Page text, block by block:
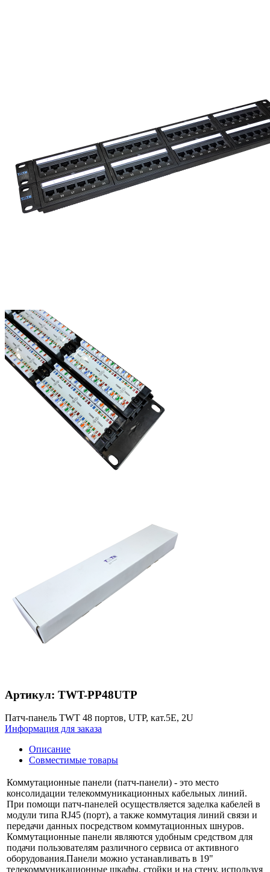
Артикул: TWT-PP48UTP
Патч-панель TWT 48 портов, UTP, кат.5E, 2U
Информация для заказа
Описание
Совместимые товары
Коммутационные панели (патч-панели) - это место
консолидации телекоммуникационных кабельных линий.
При помощи патч-панелей осуществляется заделка кабелей в
модули типа RJ45 (порт), а также коммутация линий связи и
передачи данных посредством коммутационных шнуров.
Коммутационные панели являются удобным средством для
подачи пользователям различного сервиса от активного
оборудования.Панели можно устанавливать в 19"
телекоммуникационные шкафы, стойки и на стену, используя